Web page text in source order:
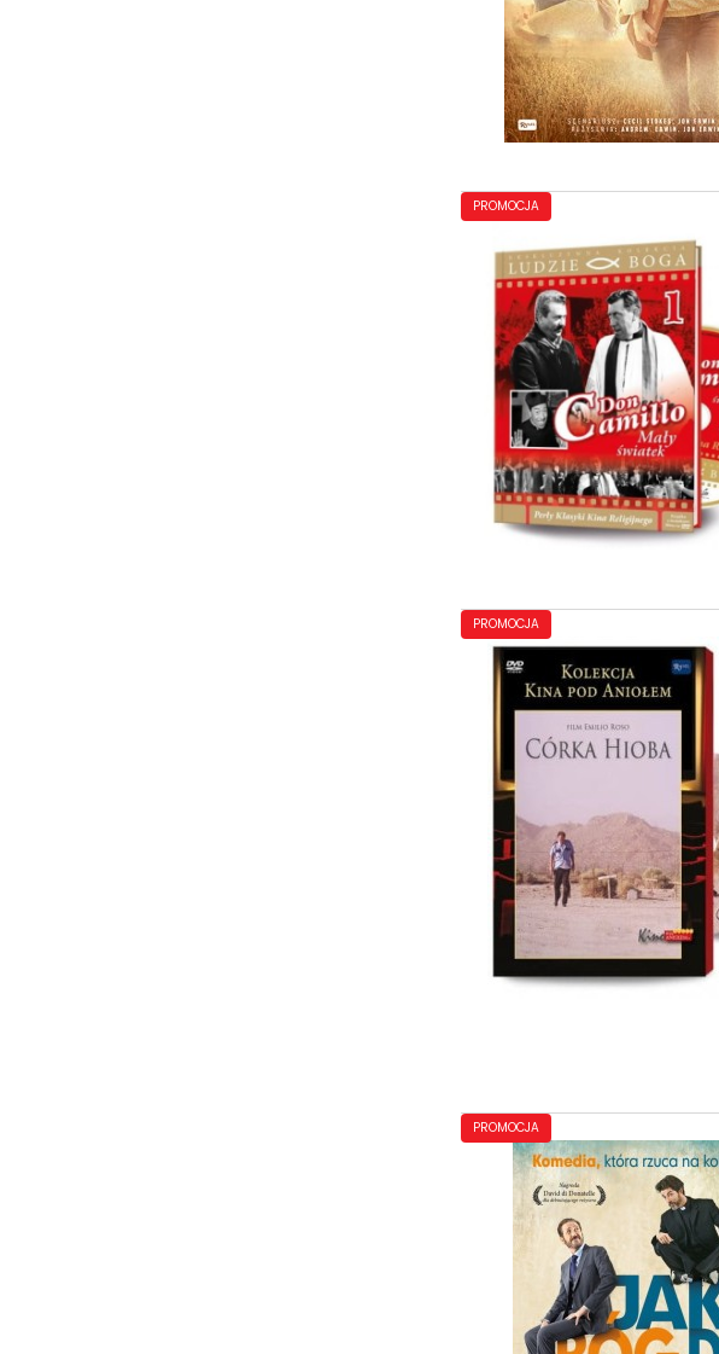
PROMOCJA
PROMOCJA
PROMOCJA